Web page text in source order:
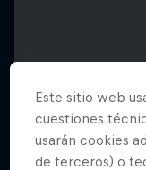
Este sitio web
cuestiones
usarán cookies
de terceros) o